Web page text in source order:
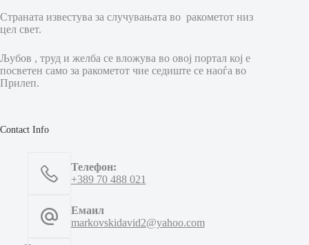
Страната известува за случувањата во ракометот низ
цел свет.
Љубов , труд и желба се вложува во овој портал кој е
посветен само за ракометот чие седиште се наоѓа во
Прилеп.
Contact Info
Телефон:
+389 70 488 021
Емаил
markovskidavid2@yahoo.com